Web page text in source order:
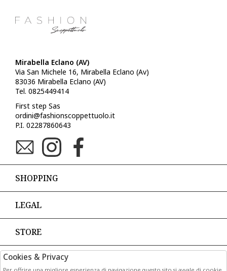
Mirabella Eclano (AV)
Via San Michele 16, Mirabella Eclano (Av)
83036 Mirabella Eclano (AV)
Tel. 0825449414
First step Sas
ordini@fashionscoppettuolo.it
P.I. 02287860643
SHOPPING
LEGAL
STORE
PAGAMENTI
Cookies & Privacy